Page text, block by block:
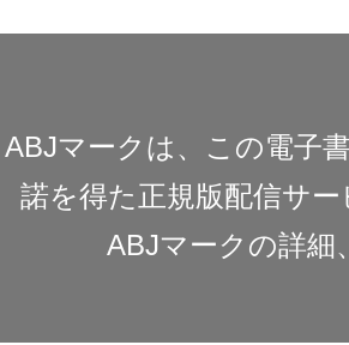
ABJマークは、この電子
諾を得た正規版配信サ
ABJマークの詳細